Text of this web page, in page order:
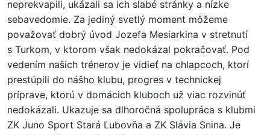
neprekvapili, ukázali sa ich slabé stránky a nízke
sebavedomie. Za jediný svetlý moment môžeme
považovať dobrý úvod Jozefa Mesiarkina v stretnutí
s Turkom, v ktorom však nedokázal pokračovať. Pod
vedením našich trénerov je vidieť na chlapcoch, ktorí
prestúpili do nášho klubu, progres v technickej
príprave, ktorú v domácich kluboch už viac rozvinúť
nedokázali. Ukazuje sa dlhoročná spolupráca s klubmi
ZK Juno Sport Stará Ľubovňa a ZK Slávia Snina. Je